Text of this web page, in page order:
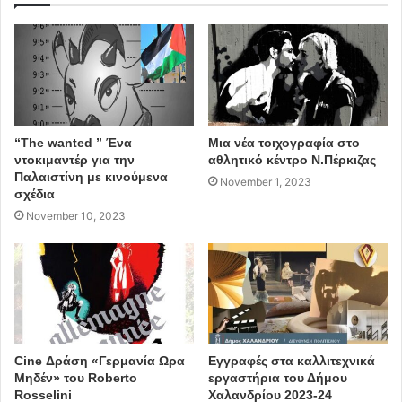
αναγνώστες του μέχρι αύριο το πρωί της Τετάρτης στις
7:00το συγκλονιστικό ντοκιμαντέρ.
Δείτε τοΕΔΩ
ΠΗΓΗ: news247.gr
“The wanted ” Ένα
ντοκιμαντέρ για την
Παλαιστίνη με κινούμενα
σχέδια
November 10, 2023
Μια νέα τοιχογραφία στο
αθλητικό κέντρο Ν.Πέρκιζας
November 1, 2023
Cine Δράση «Γερμανία Ωρα
Μηδέν» του Roberto
Rosselini
Εγγραφές στα καλλιτεχνικά
εργαστήρια του Δήμου
Χαλανδρίου 2023-24